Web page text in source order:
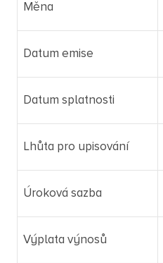
Měna
Datum emise
Datum splatnosti
Lhůta pro upisování
Úroková sazba
Výplata výnosů